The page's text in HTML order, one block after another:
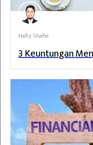
Hafiz Shafie
3 Keuntungan